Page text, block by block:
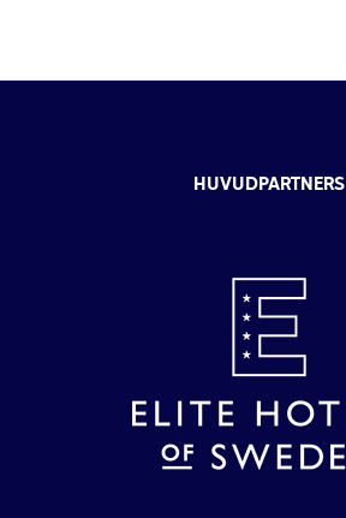
HUVUDPARTNERS